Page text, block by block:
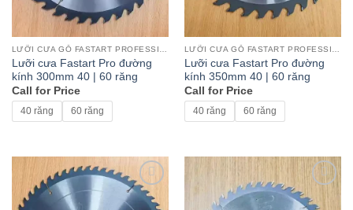
LƯỠI CƯA GỖ FASTART PROFESSIONAL
Lưỡi cưa Fastart Pro đường
kính 300mm 40 | 60 răng
Call for Price
40 răng 60 răng
LƯỠI CƯA GỖ FASTART PROFESSIONAL
Lưỡi cưa Fastart Pro đường
kính 350mm 40 | 60 răng
Call for Price
40 răng 60 răng
Add to
wishlist
Add to
wishlist